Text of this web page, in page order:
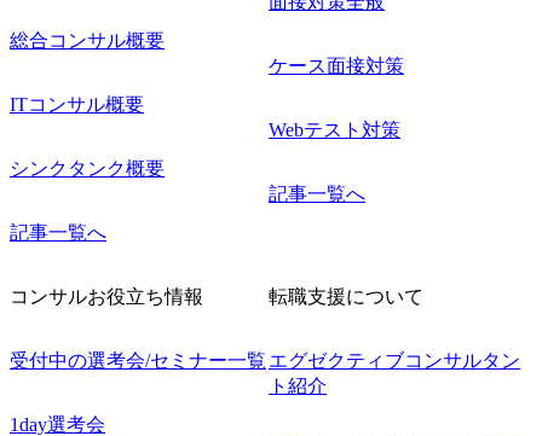
総合コンサル概要
ITコンサル概要
シンクタンク概要
記事一覧へ
ケース面接対策
Webテスト対策
記事一覧へ
コンサルお役立ち情報
受付中の選考会/セミナー一覧
1day選考会
転職支援について
エグゼクティブコンサルタン
ト紹介